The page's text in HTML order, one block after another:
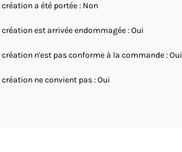
création a été portée : Non
création est arrivée endommagée : Oui
création n'est pas conforme à la commande : Oui
création ne convient pas : Oui